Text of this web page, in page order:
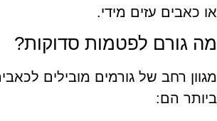
או כאבים עזים מידי.
מה גורם לפטמות סדוקות?
מגוון רחב של גורמים מובילים
ביותר הם: